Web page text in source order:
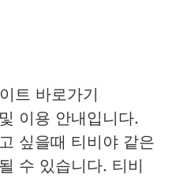
트 바로가기
이용 안내입니다.
싶을때 티비야 같은
수 있습니다. 티비